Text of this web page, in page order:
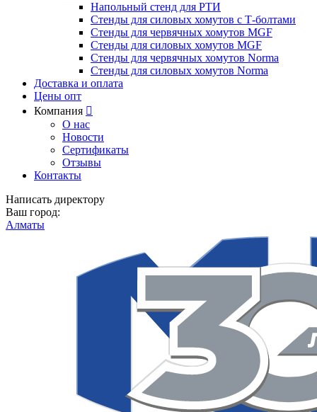
Напольный стенд для РТИ
Стенды для силовых хомутов с Т-болтами
Стенды для червячных хомутов MGF
Стенды для силовых хомутов MGF
Стенды для червячных хомутов Norma
Стенды для силовых хомутов Norma
Доставка и оплата
Цены опт
Компания 
О нас
Новости
Сертификаты
Отзывы
Контакты
Написать директору
Ваш город:
Алматы